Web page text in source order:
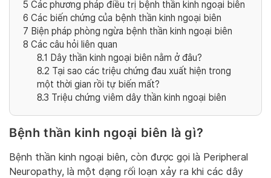
5 Các phương pháp điều trị bệnh thần kinh ngoại biên
6 Các biến chứng của bệnh thần kinh ngoại biên
7 Biện pháp phòng ngừa bệnh thần kinh ngoại biên
8 Các câu hỏi liên quan
8.1 Dây thần kinh ngoại biên nằm ở đâu?
8.2 Tại sao các triệu chứng đau xuất hiện trong
một thời gian rồi tự biến mất?
8.3 Triệu chứng viêm dây thần kinh ngoại biên
Bệnh thần kinh ngoại biên là gì?
Bệnh thần kinh ngoại biên, còn được gọi là Peripheral
Neuropathy, là một dạng rối loạn xảy ra khi các dây